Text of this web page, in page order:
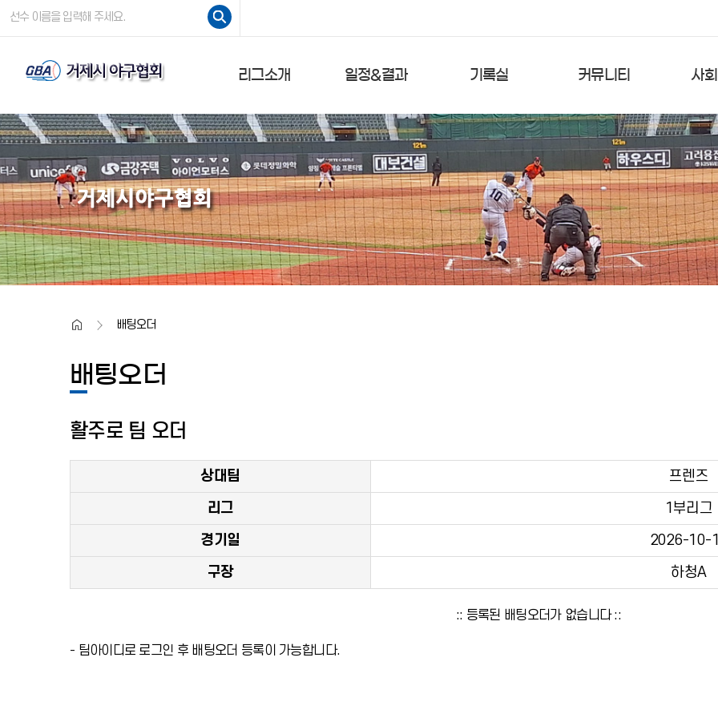
주요콘텐츠로
건너뛰기
검색
리그소개
인사말
회칙
대회요강
경기규정
조직도
일정&결과
경기일정
경기결과
상대팀별 결과
기록실
팀순위
타격TOP5
투수순위
투수TOP5
역대타격
커뮤니티
공지사항
자유게시판
포토갤러리
심판위원회
운동장예약
사
참
연
선수등
home 배팅오더
배팅오더
활주로 팀 오더
상대팀
프렌즈
리그
1부리그
경기일
2026-10-
구장
하청A
:: 등록된 배팅오더가 없습니다 ::
- 팀아이디로 로그인 후 배팅오더 등록이 가능합니다.